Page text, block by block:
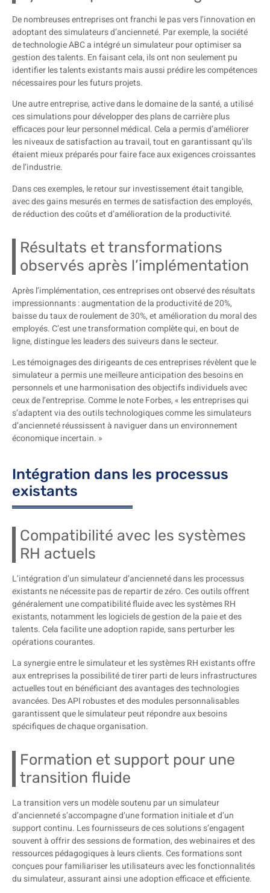
De nombreuses entreprises ont franchi le pas vers l’innovation en
adoptant des simulateurs d’ancienneté. Par exemple, la société
de technologie ABC a intégré un simulateur pour optimiser sa
gestion des talents. En faisant cela, ils ont non seulement pu
identifier les talents existants mais aussi prédire les compétences
nécessaires pour les futurs projets.
Une autre entreprise, active dans le domaine de la santé, a utilisé
ces simulations pour développer des plans de carrière plus
efficaces pour leur personnel médical. Cela a permis d’améliorer
les niveaux de satisfaction au travail, tout en garantissant qu’ils
étaient mieux préparés pour faire face aux exigences croissantes
de l’industrie.
Dans ces exemples, le retour sur investissement était tangible,
avec des gains mesurés en termes de satisfaction des employés,
de réduction des coûts et d’amélioration de la productivité.
Résultats et transformations
observés après l’implémentation
Après l’implémentation, ces entreprises ont observé des résultats
impressionnants : augmentation de la productivité de 20%,
baisse du taux de roulement de 30%, et amélioration du moral des
employés. C’est une transformation complète qui, en bout de
ligne, distingue les leaders des suiveurs dans le secteur.
Les témoignages des dirigeants de ces entreprises révèlent que le
simulateur a permis une meilleure anticipation des besoins en
personnels et une harmonisation des objectifs individuels avec
ceux de l’entreprise. Comme le note Forbes, « les entreprises qui
s’adaptent via des outils technologiques comme les simulateurs
d’ancienneté réussissent à naviguer dans un environnement
économique incertain. »
Intégration dans les processus
existants
Compatibilité avec les systèmes
RH actuels
L’intégration d’un simulateur d’ancienneté dans les processus
existants ne nécessite pas de repartir de zéro. Ces outils offrent
généralement une compatibilité fluide avec les systèmes RH
existants, notamment les logiciels de gestion de la paie et des
talents. Cela facilite une adoption rapide, sans perturber les
opérations courantes.
La synergie entre le simulateur et les systèmes RH existants offre
aux entreprises la possibilité de tirer parti de leurs infrastructures
actuelles tout en bénéficiant des avantages des technologies
avancées. Des API robustes et des modules personnalisables
garantissent que le simulateur peut répondre aux besoins
spécifiques de chaque organisation.
Formation et support pour une
transition fluide
La transition vers un modèle soutenu par un simulateur
d’ancienneté s’accompagne d’une formation initiale et d’un
support continu. Les fournisseurs de ces solutions s’engagent
souvent à offrir des sessions de formation, des webinaires et des
ressources pédagogiques à leurs clients. Ces formations sont
conçues pour familiariser les utilisateurs avec les fonctionnalités
du simulateur, assurant ainsi une adoption efficace et efficiente.